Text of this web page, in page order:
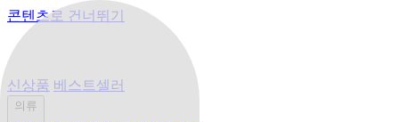
콘텐츠로 건너뛰기
신상품 베스트셀러
의류